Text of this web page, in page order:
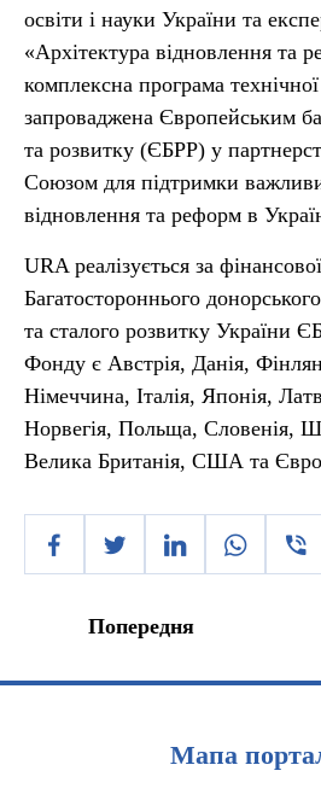
освіти і науки України та
«Архітектура відновлення та
комплексна програма
запроваджена Європейським
та розвитку (ЄБРР) у
Союзом для підтримки
відновлення та реформ в
URA реалізується за
Багатостороннього
та сталого розвитку України
Фонду є Австрія, Данія,
Німеччина, Італія, Японія,
Норвегія, Польща, Словенія,
Велика Британія, США та
Попередня
Мапа